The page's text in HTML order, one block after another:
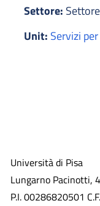
Settore:
Unit: Servizi
Università di Pisa
Lungarno Pacinotti,
P.I. 00286820501